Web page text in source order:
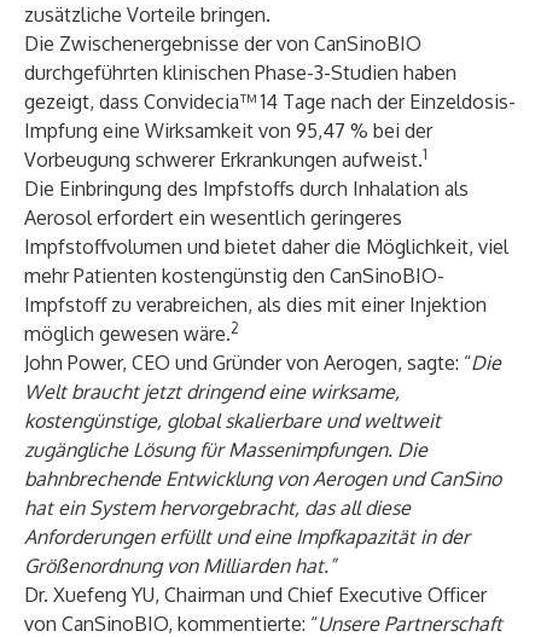
zusätzliche Vorteile bringen.
Die Zwischenergebnisse der von CanSinoBIO
durchgeführten klinischen Phase-3-Studien haben
gezeigt, dass Convidecia™ 14 Tage nach der Einzeldosis-
Impfung eine Wirksamkeit von 95,47 % bei der
Vorbeugung schwerer Erkrankungen aufweist.1
Die Einbringung des Impfstoffs durch Inhalation als
Aerosol erfordert ein wesentlich geringeres
Impfstoffvolumen und bietet daher die Möglichkeit, viel
mehr Patienten kostengünstig den CanSinoBIO-
Impfstoff zu verabreichen, als dies mit einer Injektion
möglich gewesen wäre.2
John Power, CEO und Gründer von Aerogen, sagte: “Die
Welt braucht jetzt dringend eine wirksame,
kostengünstige, global skalierbare und weltweit
zugängliche Lösung für Massenimpfungen. Die
bahnbrechende Entwicklung von Aerogen und CanSino
hat ein System hervorgebracht, das all diese
Anforderungen erfüllt und eine Impfkapazität in der
Größenordnung von Milliarden hat.”
Dr. Xuefeng YU, Chairman und Chief Executive Officer
von CanSinoBIO, kommentierte: “Unsere Partnerschaft